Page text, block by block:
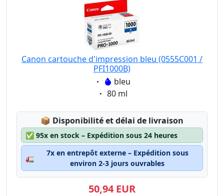
Canon cartouche d'impression bleu (0555C001 /
PFI1000B)
Eigenschaft:
bleu
Eigenschaft:
80 ml
📦 Lagerstatus:
Disponibilité et délai de livraison
✅ 95x en stock – Expédition sous 24 heures
🚛
7x en entrepôt externe – Expédition sous
environ 2-3 jours ouvrables
50,94 EUR